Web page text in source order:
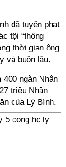
đã tuyên phạt
tội “thông
thời gian ông
và buôn lậu.
ngàn Nhân
triệu Nhân
của Lý Bình.